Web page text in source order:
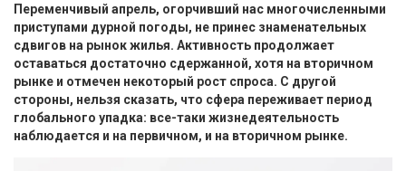
Переменчивый апрель, огорчивший нас многочисленными
приступами дурной погоды, не принес знаменательных
сдвигов на рынок жилья. Активность продолжает
оставаться достаточно сдержанной, хотя на вторичном
рынке и отмечен некоторый рост спроса. С другой
стороны, нельзя сказать, что сфера переживает период
глобального упадка: все-таки жизнедеятельность
наблюдается и на первичном, и на вторичном рынке.